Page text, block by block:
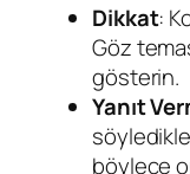
Dikkat:
Göz
gösterin.
Yanıt
böylece